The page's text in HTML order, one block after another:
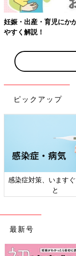
妊娠・出産・育児にか
やすく解説！
ピックアップ
感染症対策、います
と
最新号